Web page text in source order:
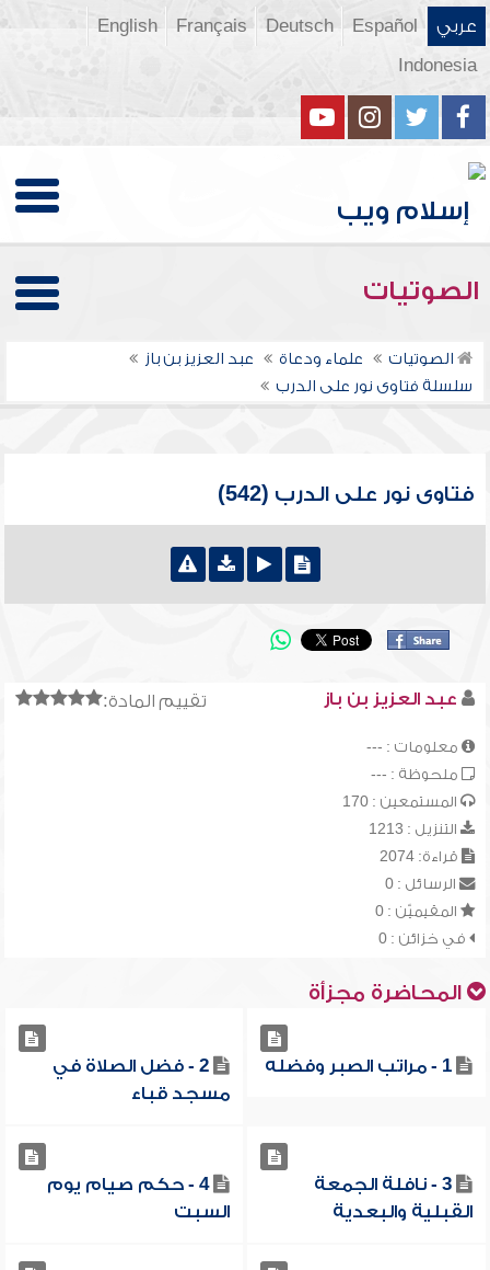
عربي Español
Deutsch
Français
English
Indonesia
الصوتيات
الصوتيات علماء ودعاة
عبد العزيز بن باز
سلسلة فتاوى نور على الدرب
فتاوى نور على الدرب (542)
تقييم المادة: عبد العزيز بن باز
معلومات : ---
ملحوظة : ---
المستمعين : 170
التنزيل : 1213
قراءة: 2074
الرسائل : 0
المقيميّن : 0
في خزائن : 0
المحاضرة مجزأة
1 - مراتب الصبر وفضله
2 - فضل الصلاة في
مسجد قباء
3 - نافلة الجمعة
القبلية والبعدية
4 - حكم صيام يوم
السبت